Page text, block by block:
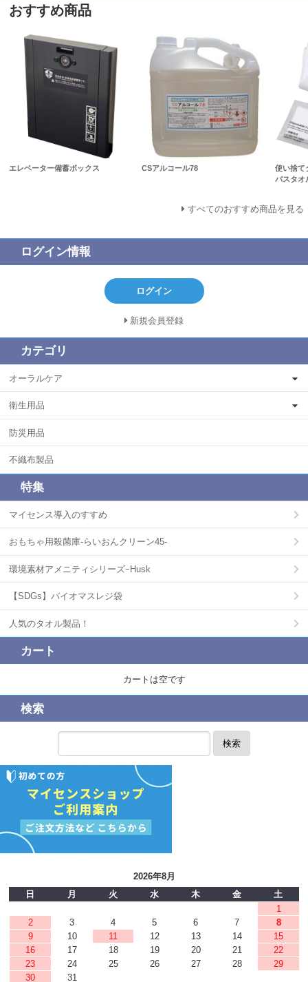
おすすめ商品
エレベーター備蓄ボックス CSアルコール78
使い捨て
バスタオ
すべてのおすすめ商品を見る
ログイン情報
ログイン
新規会員登録
カテゴリ
オーラルケア
衛生用品
防災用品
不織布製品
特集
マイセンス導入のすすめ
おもちゃ用殺菌庫-らいおんクリーン45-
環境素材アメニティシリーズｰHusk
【SDGs】バイオマスレジ袋
人気のタオル製品！
カート
カートは空です
検索
検索
2026年8月
日
月 火 水 木 金
土
1
2
3 4 5 6 7
8
9
10 11 12 13 14
15
16
17 18 19 20 21
22
23
24 25 26 27 28
29
30
31